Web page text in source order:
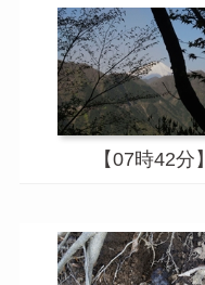
【07時42分】